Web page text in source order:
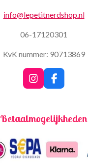
info@lepetitnerdshop.nl
06-17120301
KvK nummer: 90713869
I
n
a
r
a
m
F
a
b
k
Betaalmogelijkheden